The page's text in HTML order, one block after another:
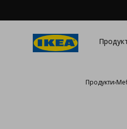
Продукти›